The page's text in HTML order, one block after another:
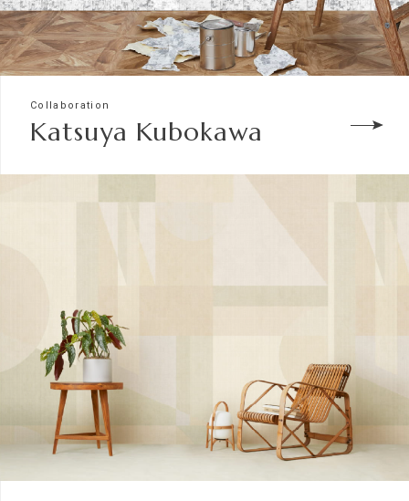
Collaboration
Katsuya Kubokawa